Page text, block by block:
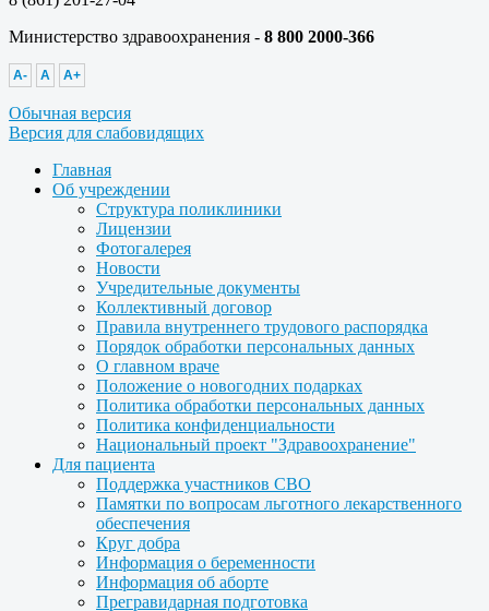
Министерство здравоохранения - 8 800 2000-366
A- A A+
Обычная версия
Версия для слабовидящих
Главная
Об учреждении
Структура поликлиники
Лицензии
Фотогалерея
Новости
Учредительные документы
Коллективный договор
Правила внутреннего трудового распорядка
Порядок обработки персональных данных
О главном враче
Положение о новогодних подарках
Политика обработки персональных данных
Политика конфиденциальности
Национальный проект "Здравоохранение"
Для пациента
Поддержка участников СВО
Памятки по вопросам льготного лекарственного
обеспечения
Круг добра
Информация о беременности
Информация об аборте
Прегравидарная подготовка